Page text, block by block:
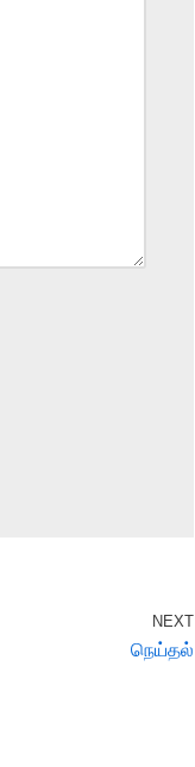
NEXT
நெய்தல்